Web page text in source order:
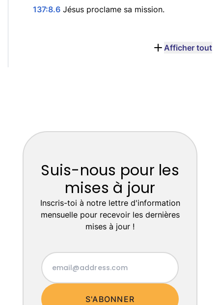
137:8.6 Jésus proclame sa mission.
Afficher tout
Suis-nous pour les
mises à jour
Inscris-toi à notre lettre d'information
mensuelle pour recevoir les dernières
mises à jour !
S'ABONNER